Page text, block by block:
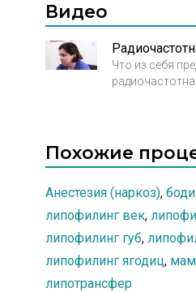
Видео
Что из себя
хирургом
Похожие
Анестезия (наркоз),
липофилинг век,
липофилинг губ,
липофилинг ягодиц,
липотрансфер